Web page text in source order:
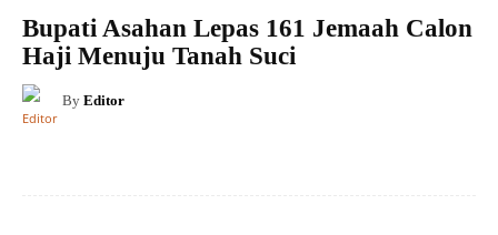
Bupati Asahan Lepas 161 Jemaah Calon
Haji Menuju Tanah Suci
By Editor